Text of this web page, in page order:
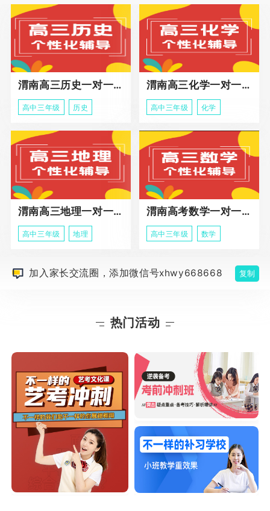
渭南高三历史一对一冲刺课程
高中三年级 历史
渭南高三化学一对一个性化辅导课程
高中三年级 化学
渭南高三地理一对一同步辅导课程
高中三年级 地理
渭南高考数学一对一个性化辅导课程
高中三年级 数学
加入家长交流圈，添加微信号xhwy668668 复制
热门活动